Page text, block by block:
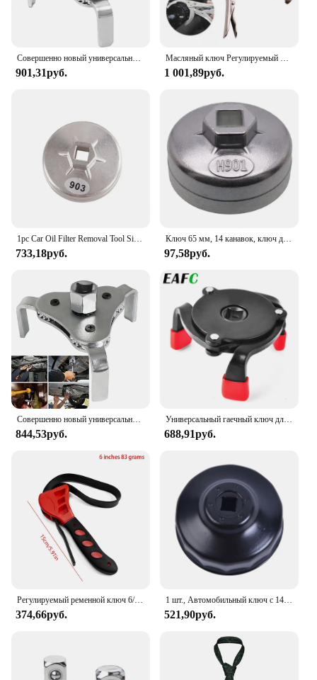
Matrix Oil Filter Tool is a testament to quality,
performance, and value, ensuring that you get the
most out of your investment.
Совершенно новый универсальный ключ для масляного фильтра, регулируемая установка, неустановленный ключ для снятия, инструмент для ремонта, инструменты для ремонта автомобиля, инструмент для удаления
901,31руб.
Масляный ключ Регулируемый Многофункциональный инструмент для разборки масляного фильтра транспортного средства инструмент для разборки фильтра
1 001,89руб.
1pc Car Oil Filter Removal Tool Silver Universal 74mm Bowl Shaped Oil Filter Wrench Car Socket Wrench Parts Auto Accessories
733,18руб.
Ключ 65 мм, 14 канавок, ключ для крышки масляного фильтра, инструмент, ключ для масляной сетки для Toyota, 4 цилиндра для Corolla, матрица, Prius, Rav4
97,58руб.
Совершенно новый универсальный ключ для масляного фильтра, регулируемая установка, неустановленный ключ для снятия, инструмент для ремонта, инструменты для ремонта автомобиля, инструмент для удаления
844,53руб.
Универсальный гаечный ключ для масляного фильтра, 60-100 мм
688,91руб.
Регулируемый ременной ключ 6/8 дюймов, Универсальный Съемный масляный фильтр, Открыватель цепи, съемник масляного фильтра, гаечный ключ, автомобильные аксессуары
374,66руб.
1 шт., Автомобильный ключ с 14 канавками, 76 мм, 3/8 дюйма
521,90руб.